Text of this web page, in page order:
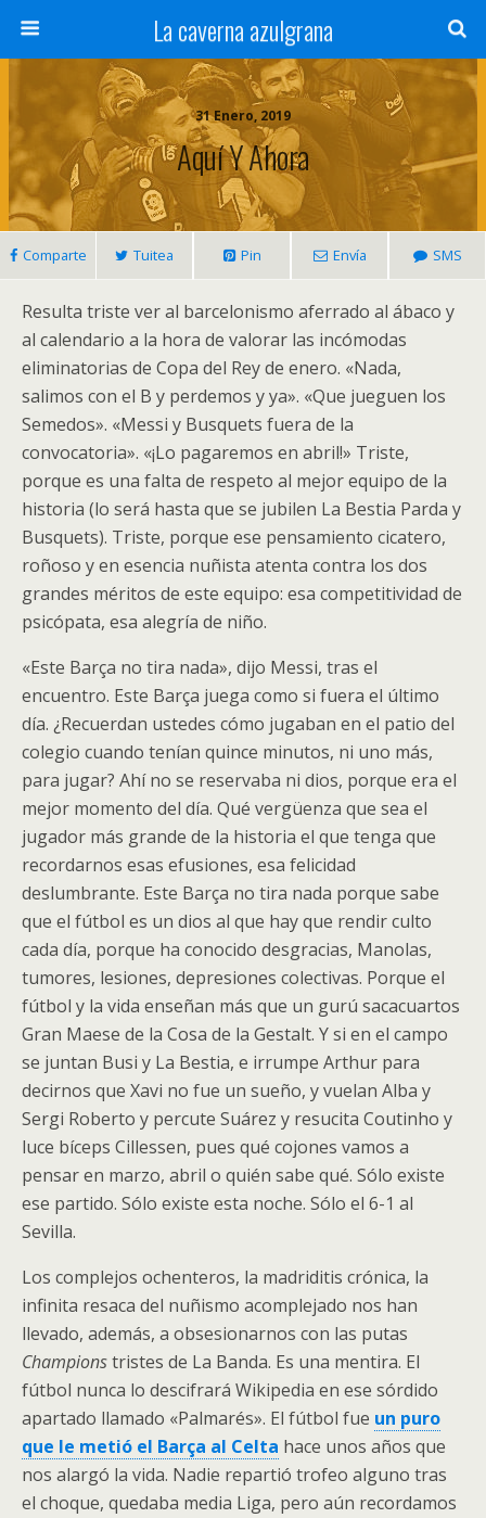
La caverna azulgrana
31 Enero, 2019
Aquí Y Ahora
Comparte Tuitea Pin Envía SMS
Resulta triste ver al barcelonismo aferrado al ábaco y
al calendario a la hora de valorar las incómodas
eliminatorias de Copa del Rey de enero. «Nada,
salimos con el B y perdemos y ya». «Que jueguen los
Semedos». «Messi y Busquets fuera de la
convocatoria». «¡Lo pagaremos en abril!» Triste,
porque es una falta de respeto al mejor equipo de la
historia (lo será hasta que se jubilen La Bestia Parda y
Busquets). Triste, porque ese pensamiento cicatero,
roñoso y en esencia nuñista atenta contra los dos
grandes méritos de este equipo: esa competitividad de
psicópata, esa alegría de niño.
«Este Barça no tira nada», dijo Messi, tras el
encuentro. Este Barça juega como si fuera el último
día. ¿Recuerdan ustedes cómo jugaban en el patio del
colegio cuando tenían quince minutos, ni uno más,
para jugar? Ahí no se reservaba ni dios, porque era el
mejor momento del día. Qué vergüenza que sea el
jugador más grande de la historia el que tenga que
recordarnos esas efusiones, esa felicidad
deslumbrante. Este Barça no tira nada porque sabe
que el fútbol es un dios al que hay que rendir culto
cada día, porque ha conocido desgracias, Manolas,
tumores, lesiones, depresiones colectivas. Porque el
fútbol y la vida enseñan más que un gurú sacacuartos
Gran Maese de la Cosa de la Gestalt. Y si en el campo
se juntan Busi y La Bestia, e irrumpe Arthur para
decirnos que Xavi no fue un sueño, y vuelan Alba y
Sergi Roberto y percute Suárez y resucita Coutinho y
luce bíceps Cillessen, pues qué cojones vamos a
pensar en marzo, abril o quién sabe qué. Sólo existe
ese partido. Sólo existe esta noche. Sólo el 6-1 al
Sevilla.
Los complejos ochenteros, la madriditis crónica, la
infinita resaca del nuñismo acomplejado nos han
llevado, además, a obsesionarnos con las putas
Championstristes de La Banda. Es una mentira. El
fútbol nunca lo descifrará Wikipedia en ese sórdido
apartado llamado «Palmarés». El fútbol fue un puro
que le metió el Barça al Celta hace unos años que
nos alargó la vida. Nadie repartió trofeo alguno tras
el choque, quedaba media Liga, pero aún recordamos